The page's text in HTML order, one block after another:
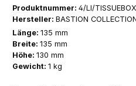
Produktnummer: 4/LI/
Hersteller: BASTION
Länge: 135 mm
Breite: 135 mm
Höhe: 130 mm
Gewicht: 1 kg